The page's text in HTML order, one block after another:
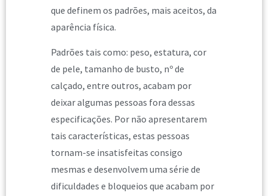
que definem os padrões, mais aceitos, da
aparência física.
Padrões tais como: peso, estatura, cor
de pele, tamanho de busto, nº de
calçado, entre outros, acabam por
deixar algumas pessoas fora dessas
especificações. Por não apresentarem
tais características, estas pessoas
tornam-se insatisfeitas consigo
mesmas e desenvolvem uma série de
dificuldades e bloqueios que acabam por